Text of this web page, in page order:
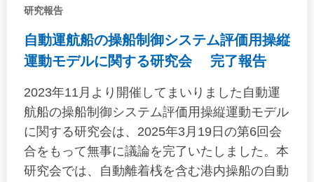
研究報告
自動運航船の操船制御システム評価用操縦
運動モデルに関する研究会 完了報告
2023年11月より開催してまいりました自動運
航船の操船制御システム評価用操縦運動モデル
に関する研究会は、2025年3月19日の第6回会
合をもって無事に議論を完了いたしました。本
研究会では、自動離着桟を含む港内操船の自動